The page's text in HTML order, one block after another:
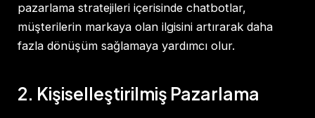
pazarlama stratejileri içerisinde chatbotlar,
müşterilerin markaya olan ilgisini artırarak daha
fazla dönüşüm sağlamaya yardımcı olur.
2. Kişiselleştirilmiş Pazarlama